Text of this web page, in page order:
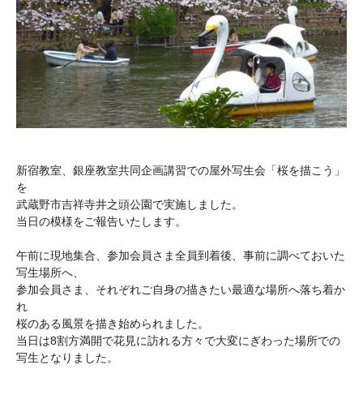
新宿教室、銀座教室共同企画講習での屋外写生会「桜を描こう」
を
武蔵野市吉祥寺井之頭公園で実施しました。
当日の模様をご報告いたします。
午前に現地集合、参加会員さま全員到着後、事前に調べておいた
写生場所へ、
参加会員さま、それぞれご自身の描きたい最適な場所へ落ち着か
れ
桜のある風景を描き始められました。
当日は8割方満開で花見に訪れる方々で大変にぎわった場所での
写生となりました。